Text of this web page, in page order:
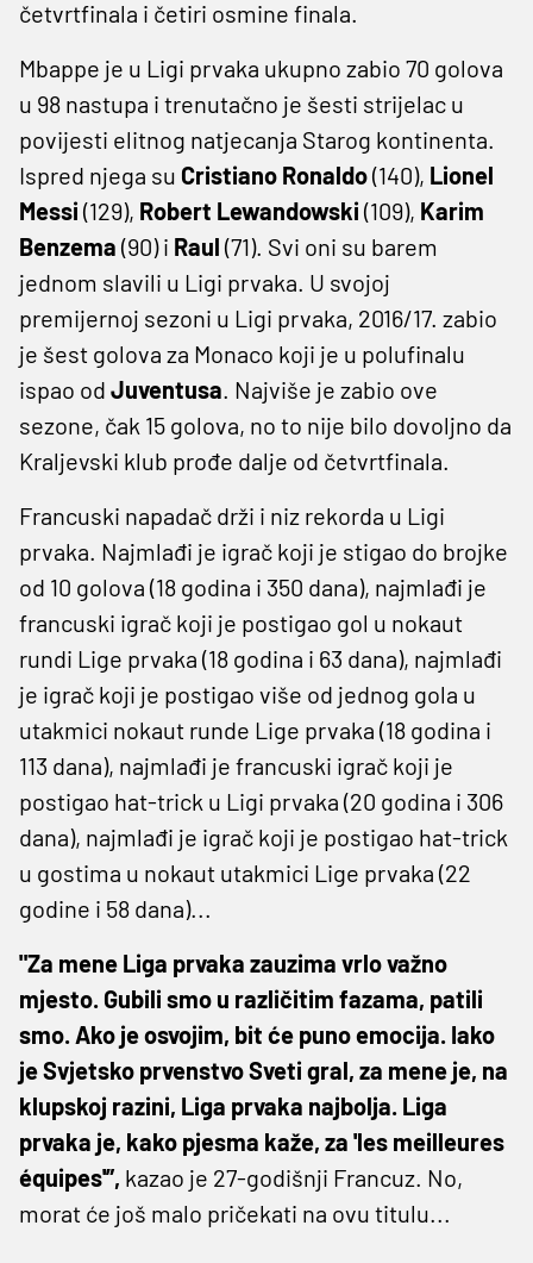
četvrtfinala i četiri osmine finala.
Mbappe je u Ligi prvaka ukupno zabio 70 golova
u 98 nastupa i trenutačno je šesti strijelac u
povijesti elitnog natjecanja Starog kontinenta.
Ispred njega su Cristiano Ronaldo(140), Lionel
Messi (129), Robert Lewandowski (109), Karim
Benzema (90) i Raul (71). Svi oni su barem
jednom slavili u Ligi prvaka. U svojoj
premijernoj sezoni u Ligi prvaka, 2016/17. zabio
je šest golova za Monaco koji je u polufinalu
ispao od Juventusa. Najviše je zabio ove
sezone, čak 15 golova, no to nije bilo dovoljno da
Kraljevski klub prođe dalje od četvrtfinala.
Francuski napadač drži i niz rekorda u Ligi
prvaka. Najmlađi je igrač koji je stigao do brojke
od 10 golova (18 godina i 350 dana), najmlađi je
francuski igrač koji je postigao gol u nokaut
rundi Lige prvaka (18 godina i 63 dana), najmlađi
je igrač koji je postigao više od jednog gola u
utakmici nokaut runde Lige prvaka (18 godina i
113 dana), najmlađi je francuski igrač koji je
postigao hat-trick u Ligi prvaka (20 godina i 306
dana), najmlađi je igrač koji je postigao hat-trick
u gostima u nokaut utakmici Lige prvaka (22
godine i 58 dana)...
"Za mene Liga prvaka zauzima vrlo važno
mjesto. Gubili smo u različitim fazama, patili
smo. Ako je osvojim, bit će puno emocija. Iako
je Svjetsko prvenstvo Sveti gral, za mene je, na
klupskoj razini, Liga prvaka najbolja. Liga
prvaka je, kako pjesma kaže, za 'les meilleures
équipes'”, kazao je 27-godišnji Francuz. No,
morat će još malo pričekati na ovu titulu...